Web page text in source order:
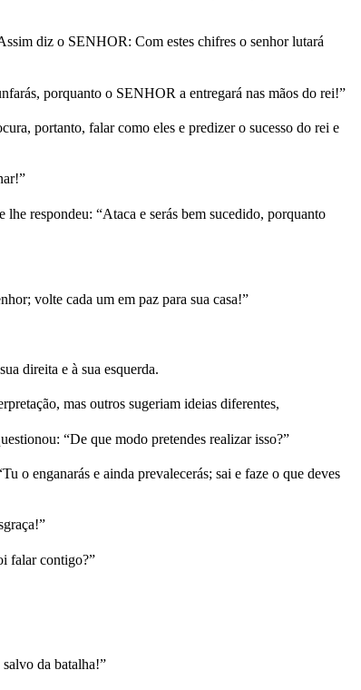
diz o SENHOR: Com estes chifres o senhor lutará
porquanto o SENHOR a entregará nas mãos do rei!”
portanto, falar como eles e predizer o sucesso do rei e
respondeu: “Ataca e serás bem sucedido, porquanto
volte cada um em paz para sua casa!”
direita e à sua esquerda.
mas outros sugeriam ideias diferentes,
“De que modo pretendes realizar isso?”
o enganarás e ainda prevalecerás; sai e faze o que deves
falar contigo?”
da batalha!”